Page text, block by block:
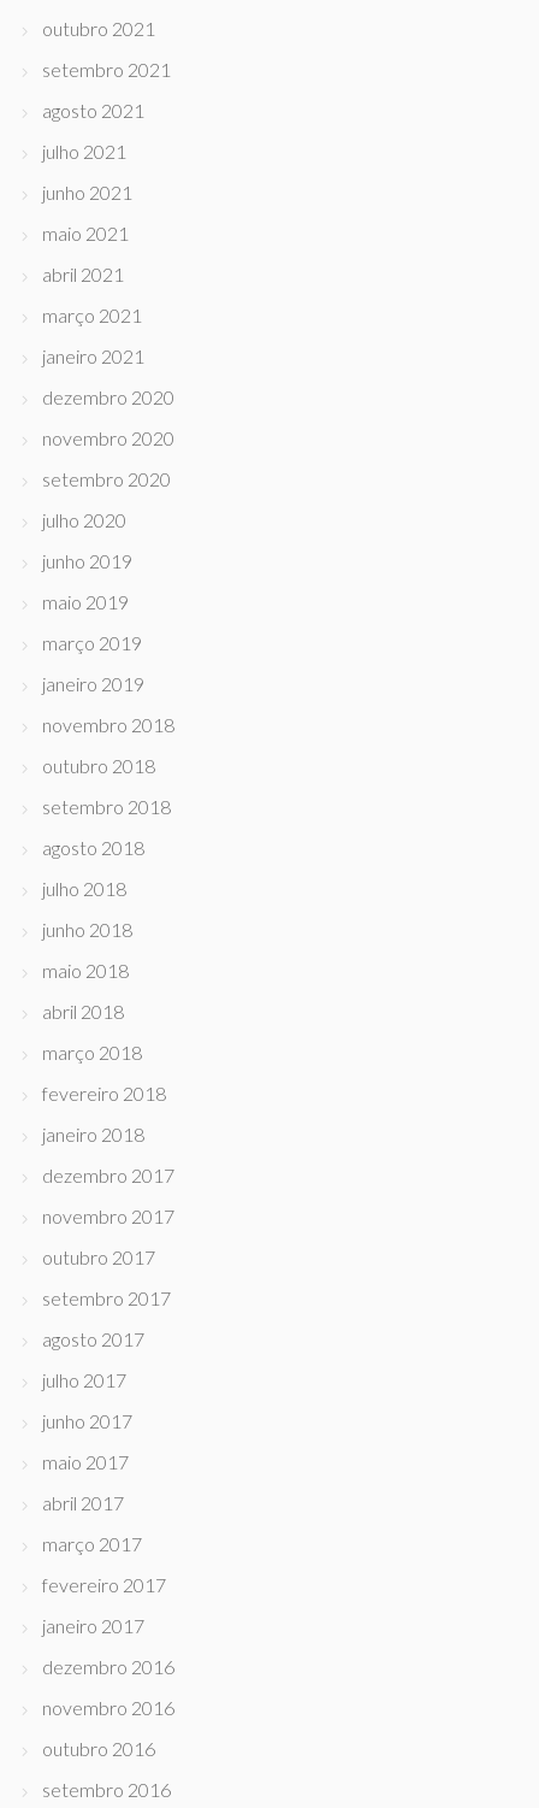
outubro 2021
setembro 2021
agosto 2021
julho 2021
junho 2021
maio 2021
abril 2021
março 2021
janeiro 2021
dezembro 2020
novembro 2020
setembro 2020
julho 2020
junho 2019
maio 2019
março 2019
janeiro 2019
novembro 2018
outubro 2018
setembro 2018
agosto 2018
julho 2018
junho 2018
maio 2018
abril 2018
março 2018
fevereiro 2018
janeiro 2018
dezembro 2017
novembro 2017
outubro 2017
setembro 2017
agosto 2017
julho 2017
junho 2017
maio 2017
abril 2017
março 2017
fevereiro 2017
janeiro 2017
dezembro 2016
novembro 2016
outubro 2016
setembro 2016